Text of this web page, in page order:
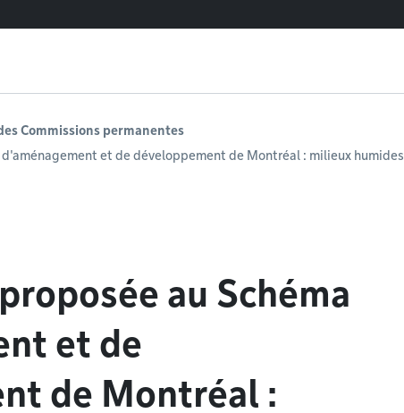
Commissions permanentes
et de développement de Montréal : milieux humides
au Schéma
et de
de Montréal :